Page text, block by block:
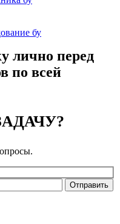
бу
лично перед
по всей